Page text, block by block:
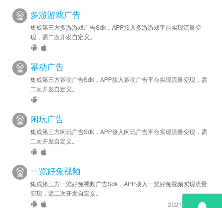
多游游戏广告
集成第三方多游游戏广告Sdk，APP接入多游游戏平台实现流量变
现，需二次开发自定义。
幂动广告
集成第三方幂动广告Sdk，APP接入幂动广告平台实现流量变现，需
二次开发自定义。
闲玩广告
集成第三方闲玩广告Sdk，APP接入闲玩广告平台实现流量变现，需
二次开发自定义。
一览好兔视频
集成第三方一览好兔视频广告Sdk，APP接入一览好兔视频实现流量
变现，需二次开发自定义。
2021-10-7 更新